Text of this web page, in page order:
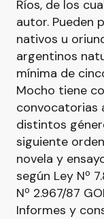
Ríos, de los
autor. Pueden
nativos u
argentinos
mínima de
Mocho tiene
convocatorias
distintos
siguiente
novela y
según Ley Nº
Nº 2.967/87
Informes y